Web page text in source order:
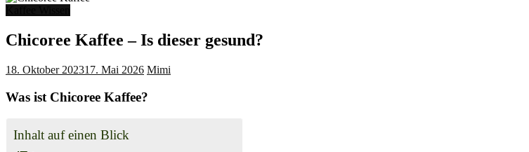
Aroma
Chicoree Kaffee – Is dieser gesund?
18. Oktober 202317. Mai 2026 Mimi
Was ist Chicoree Kaffee?
Inhalt auf einen Blick